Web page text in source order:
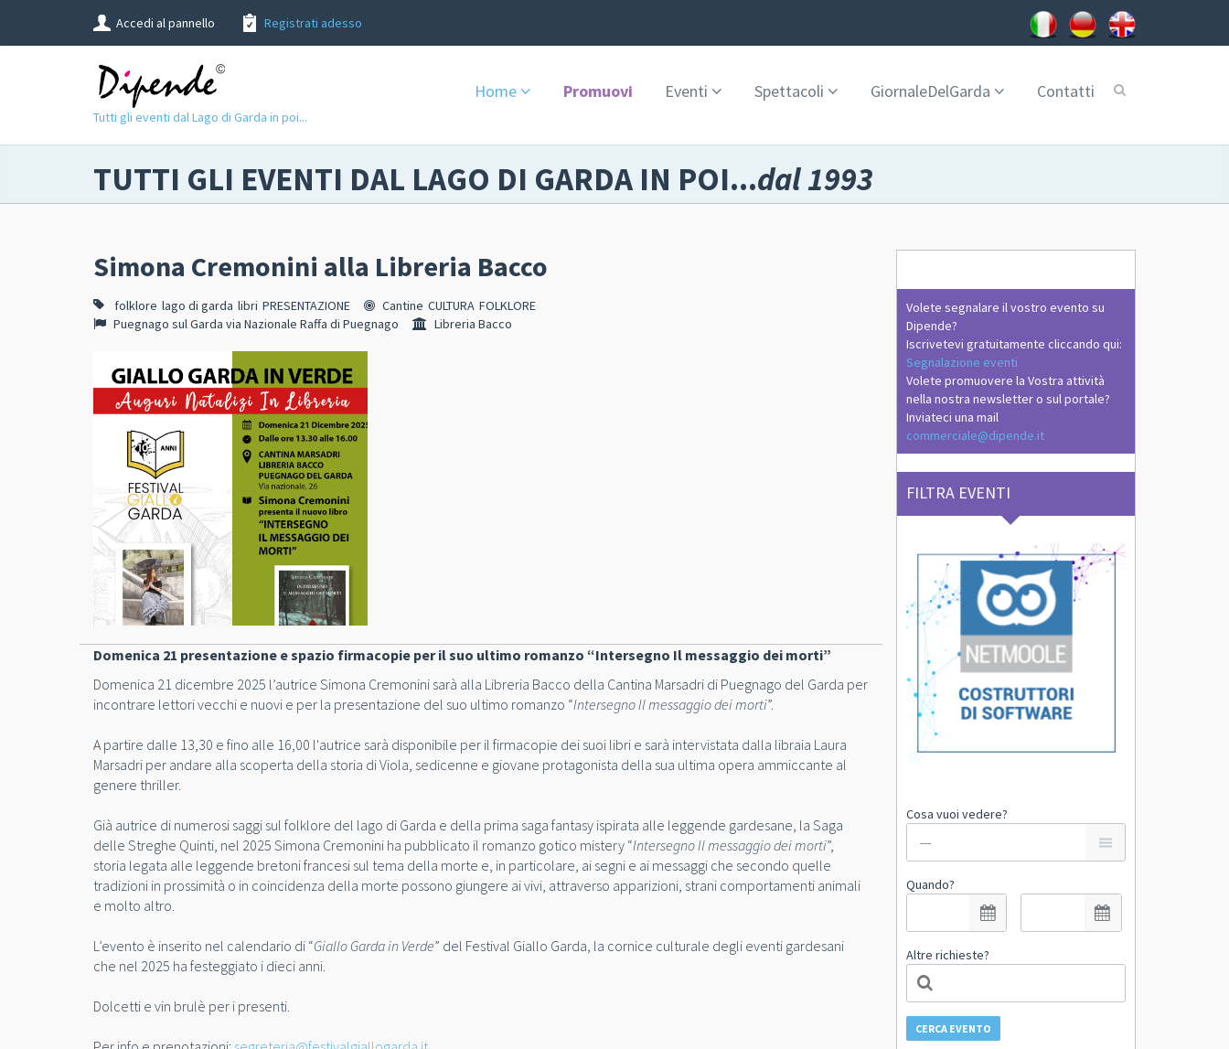
Accedi al pannello Registrati adesso
Tutti gli eventi dal Lago di Garda in poi...
Home Promuovi Eventi Spettacoli GiornaleDelGarda Contatti
TUTTI GLI EVENTI DAL LAGO DI GARDA IN POI...dal 1993
Simona Cremonini alla Libreria Bacco
folklore lago di garda libri PRESENTAZIONE Cantine CULTURA FOLKLORE
Puegnago sul Garda via Nazionale Raffa di Puegnago
Libreria Bacco
Domenica 21 presentazione e spazio firmacopie per il suo ultimo romanzo “Intersegno Il messaggio dei morti”
Domenica 21 dicembre 2025 l’autrice Simona Cremonini sarà alla Libreria Bacco della Cantina Marsadri di Puegnago del Garda per
incontrare lettori vecchi e nuovi e per la presentazione del suo ultimo romanzo “Intersegno Il messaggio dei morti”.
A partire dalle 13,30 e fino alle 16,00 l'autrice sarà disponibile per il firmacopie dei suoi libri e sarà intervistata dalla libraia Laura
Marsadri per andare alla scoperta della storia di Viola, sedicenne e giovane protagonista della sua ultima opera ammiccante al
genere thriller.
Già autrice di numerosi saggi sul folklore del lago di Garda e della prima saga fantasy ispirata alle leggende gardesane, la Saga
delle Streghe Quinti, nel 2025 Simona Cremonini ha pubblicato il romanzo gotico mistery “Intersegno Il messaggio dei morti”,
storia legata alle leggende bretoni francesi sul tema della morte e, in particolare, ai segni e ai messaggi che secondo quelle
tradizioni in prossimità o in coincidenza della morte possono giungere ai vivi, attraverso apparizioni, strani comportamenti animali
e molto altro.
L’evento è inserito nel calendario di “Giallo Garda in Verde” del Festival Giallo Garda, la cornice culturale degli eventi gardesani
che nel 2025 ha festeggiato i dieci anni.
Dolcetti e vin brulè per i presenti.
Volete segnalare il vostro evento su
Dipende?
Iscrivetevi gratuitamente cliccando qui:
Segnalazione eventi
Volete promuovere la Vostra attività
nella nostra newsletter o sul portale?
Inviateci una mail
commerciale@dipende.it
FILTRA EVENTI
Cosa vuoi vedere?
Quando?
Altre richieste?
CERCA EVENTO